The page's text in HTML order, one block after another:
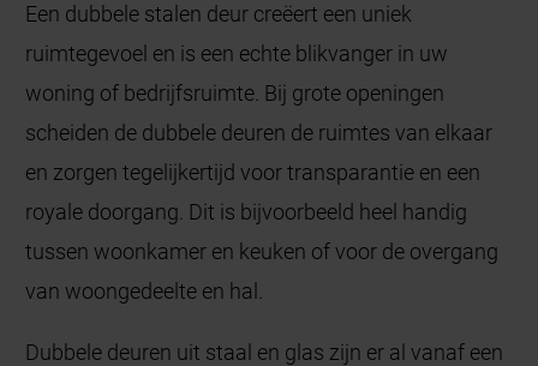
Een dubbele stalen deur creëert een uniek
ruimtegevoel en is een echte blikvanger in uw
woning of bedrijfsruimte. Bij grote openingen
scheiden de dubbele deuren de ruimtes van elkaar
en zorgen tegelijkertijd voor transparantie en een
royale doorgang. Dit is bijvoorbeeld heel handig
tussen woonkamer en keuken of voor de overgang
van woongedeelte en hal.
Dubbele deuren uit staal en glas zijn er al vanaf een